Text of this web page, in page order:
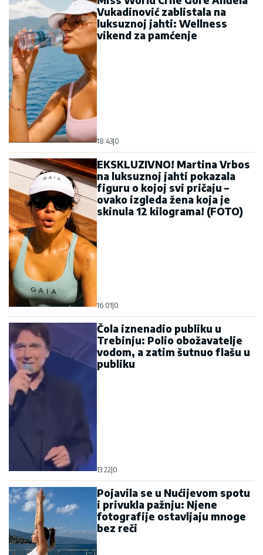
Vukadinović zablistala na
luksuznoj jahti: Wellness
vikend za pamćenje
18:43|0
EKSKLUZIVNO! Martina Vrbos
na luksuznoj jahti pokazala
figuru o kojoj svi pričaju –
ovako izgleda žena koja je
skinula 12 kilograma! (FOTO)
16:01|0
Čola iznenadio publiku u
Trebinju: Polio obožavatelje
vodom, a zatim šutnuo flašu u
publiku
13:22|0
Pojavila se u Nućijevom spotu
i privukla pažnju: Njene
fotografije ostavljaju mnoge
bez reči